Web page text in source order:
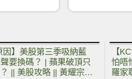
因】美股第三季吸納藍
要換碼？ | 蘋果破頂只
|| 美股攻略 || 黃耀宗
【
怕唔
羅家